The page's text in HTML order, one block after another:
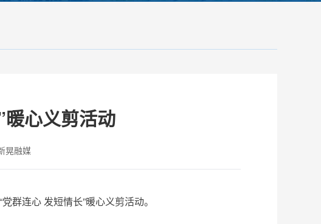
心义剪活动
晃融媒
群连心 发短情长”暖心义剪活动。